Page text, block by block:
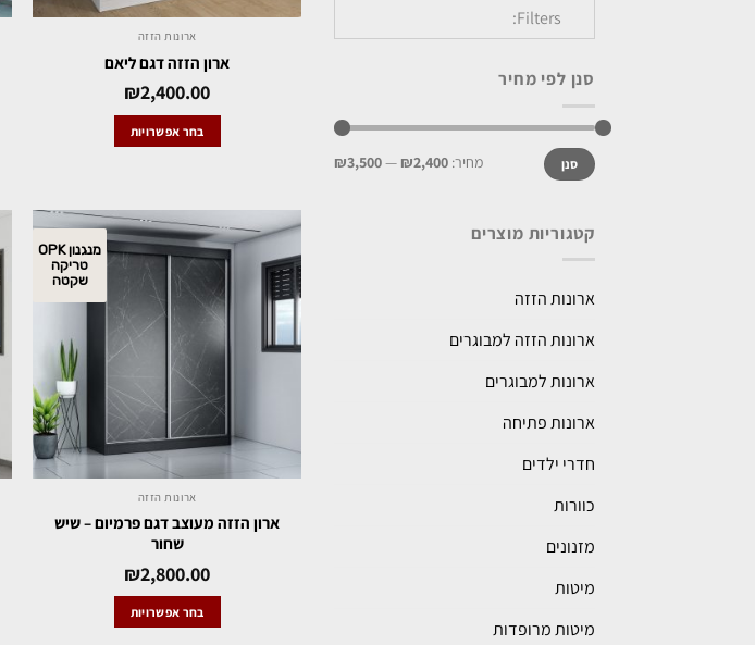
Filters:
סנן לפי מחיר
סנן מחיר: ₪2,400
—
₪3,500
קטגוריות מוצרים
ארונות הזזה
ארונות הזזה למבוגרים
ארונות למבוגרים
ארונות פתיחה
חדרי ילדים
כוורות
מזנונים
מיטות
מיטות מרופדות
ארונות הזזה
ארון הזזה דגם ליאם
₪2,400.00
בחר אפשרויות
מנגנון OPK
טריקה
שקטה
ארונות הזזה
ארון הזזה מעוצב דגם פרמיום – שיש
שחור
₪2,800.00
בחר אפשרויות